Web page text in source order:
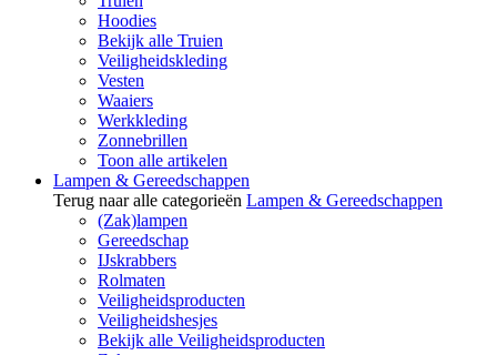
Hoodies
Bekijk alle Truien
Veiligheidskleding
Vesten
Waaiers
Werkkleding
Zonnebrillen
Toon alle artikelen
Lampen & Gereedschappen
Terug naar alle categorieën Lampen & Gereedschappen
(Zak)lampen
Gereedschap
IJskrabbers
Rolmaten
Veiligheidsproducten
Veiligheidshesjes
Bekijk alle Veiligheidsproducten